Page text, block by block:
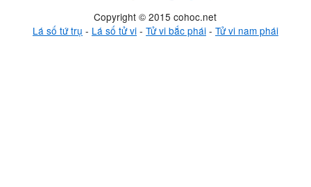
Copyright © 2015 cohoc.net
Lá số tứ trụ - Lá số tử vi- Tử vi bắc phái- Tử vi nam phái